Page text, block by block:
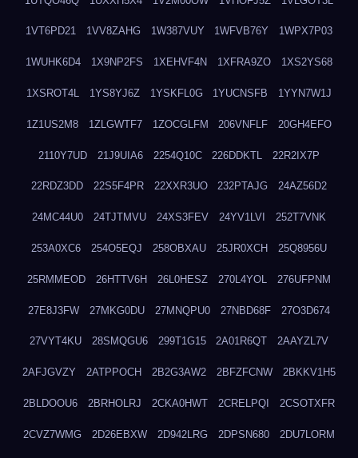
1VT6PD21 1VV8ZAHG 1W387VUY 1WFVB76Y 1WPX7P03
1WUHK6D4 1X9NP2FS 1XEHVF4N 1XFRA9ZO 1XS2YS68
1XSROT4L 1YS8YJ6Z 1YSKFL0G 1YUCNSFB 1YYN7W1J
1Z1US2M8 1ZLGWTF7 1ZOCGLFM 206VNFLF 20GH4EFO
2110Y7UD 21J9UIA6 2254Q10C 226DDKTL 22R2IX7P
22RDZ3DD 22S5F4PR 22XXR3UO 232PTAJG 24AZ56D2
24MC44U0 24TJTMVU 24XS3FEV 24YV1LVI 252T7VNK
253A0XC6 254O5EQJ 258OBXAU 25JR0XCH 25Q8956U
25RMMEOD 26HTTV6H 26L0HESZ 270L4YOL 276UFPNM
27E8J3FW 27MKG0DU 27MNQPU0 27NBD68F 27O3D674
27VYT4KU 28SMQGU6 299T1G15 2A01R6QT 2AAYZL7V
2AFJGVZY 2ATPPOCH 2B2G3AW2 2BFZFCNW 2BKKV1H5
2BLDOOU6 2BRHOLRJ 2CKA0HWT 2CRELPQI 2CSOTXFR
2CVZ7WMG 2D26EBXW 2D942LRG 2DPSN680 2DU7LORM